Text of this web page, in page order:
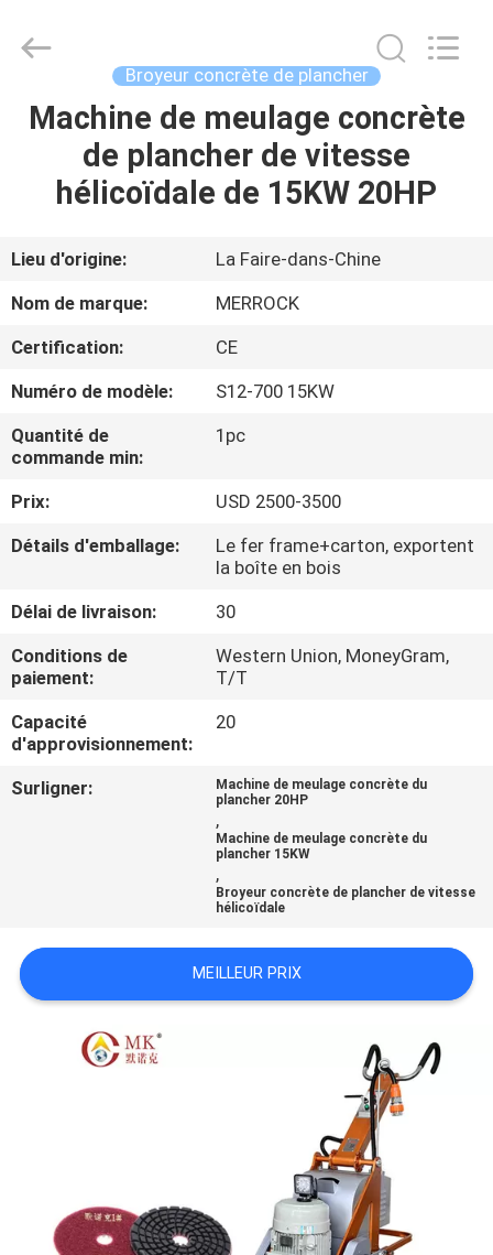
MAISON
PRODUITS
AU
SUJET
DE
VISITE
CONTRÔLE
QUALITÉ
CONTACTEZ-
NOUS
NOUVELLES
SITE
POLICY
Merrock
Industry
Rights
Reserved.
Broyeur concrète de plancher
Machine de meulage concrète
de plancher de vitesse
hélicoïdale de 15KW 20HP
Lieu d'origine:
La Faire-dans-Chine
Nom de marque:
MERROCK
Certification:
CE
Numéro de modèle:
S12-700 15KW
Quantité de
commande min:
1pc
Prix:
USD 2500-3500
Détails d'emballage:
Le fer frame+carton, exportent
la boîte en bois
Délai de livraison:
30
Conditions de
paiement:
Western Union, MoneyGram,
T/T
Capacité
d'approvisionnement:
20
Surligner:
Machine de meulage concrète du
plancher 20HP
,
Machine de meulage concrète du
plancher 15KW
,
Broyeur concrète de plancher de vitesse
hélicoïdale
MEILLEUR PRIX